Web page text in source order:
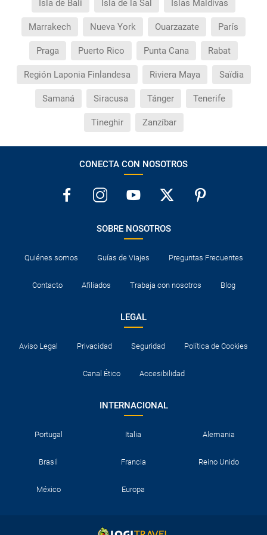
Isla de Bali Isla de la Sal Islas Maldivas
Marrakech Nueva York Ouarzazate París
Praga Puerto Rico Punta Cana Rabat
Región Laponia Finlandesa Riviera Maya Saïdia
Samaná Siracusa Tánger Tenerife
Tineghir Zanzíbar
CONECTA CON NOSOTROS
SOBRE NOSOTROS
Quiénes somos Guías de Viajes Preguntas Frecuentes
Contacto Afiliados Trabaja con nosotros Blog
LEGAL
Aviso Legal Privacidad Seguridad Política de Cookies
Canal Ético Accesibilidad
INTERNACIONAL
Portugal Italia Alemania
Brasil Francia Reino Unido
México Europa